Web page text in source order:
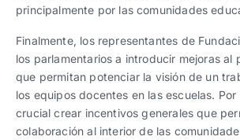
principalmente por las comunidades
Finalmente, los representantes de
los parlamentarios a introducir mejoras al
que permitan potenciar la visión de un
los equipos docentes en las escuelas.
crucial crear incentivos generales que
colaboración al interior de las